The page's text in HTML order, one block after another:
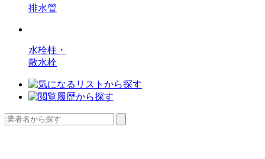
排水管
水栓柱・
散水栓